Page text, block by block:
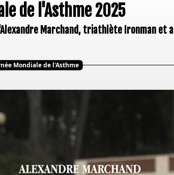
de l'Asthme 2025
Marchand, triathlète Ironman et
Mondiale de l'Asthme